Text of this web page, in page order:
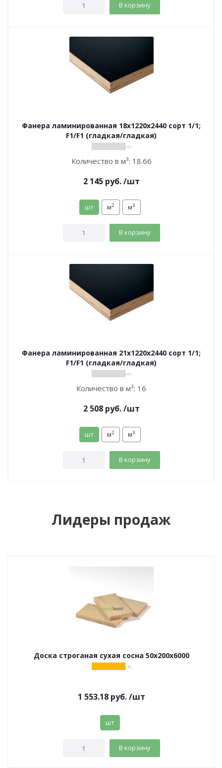
В корзину
Фанера ламинированная 18х1220х2440 сорт 1/1;
F1/F1 (гладкая/гладкая)
( 0 )
Количество в м³: 18.66
2 145руб. /шт
шт м2 м3
В корзину
Фанера ламинированная 21х1220х2440 сорт 1/1;
F1/F1 (гладкая/гладкая)
( 0 )
Количество в м³: 16
2 508руб. /шт
шт м2 м3
В корзину
Лидеры продаж
Доска строганая сухая сосна 50х200х6000
( 4 )
1 553.18руб. /шт
шт
В корзину